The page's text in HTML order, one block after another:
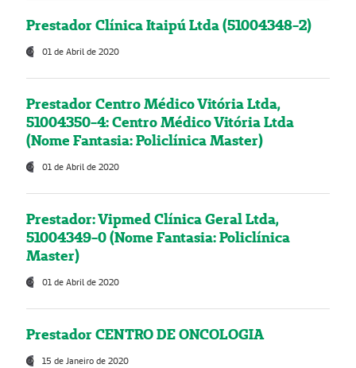
Prestador Clínica Itaipú Ltda (51004348-2)
01 de Abril de 2020
Prestador Centro Médico Vitória Ltda,
51004350-4: Centro Médico Vitória Ltda
(Nome Fantasia: Policlínica Master)
01 de Abril de 2020
Prestador: Vipmed Clínica Geral Ltda,
51004349-0 (Nome Fantasia: Policlínica
Master)
01 de Abril de 2020
Prestador CENTRO DE ONCOLOGIA
15 de Janeiro de 2020